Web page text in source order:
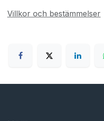
Villkor och bestämmelser